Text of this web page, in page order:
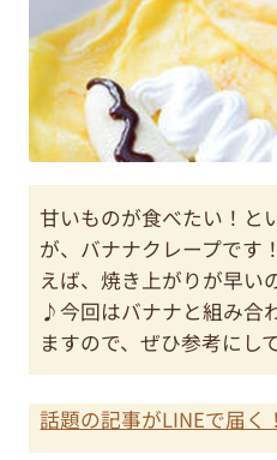
甘いものが食べたい！と
が、バナナクレープです
えば、焼き上がりが早い
♪今回はバナナと組み合
ますので、ぜひ参考にし
話題の記事がLINEで届く